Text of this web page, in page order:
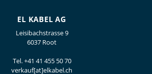
EL KABEL AG
Leisibachstrasse 9
6037 Root
Tel.+41 41 455 50 70
verkauf[at]elkabel.ch